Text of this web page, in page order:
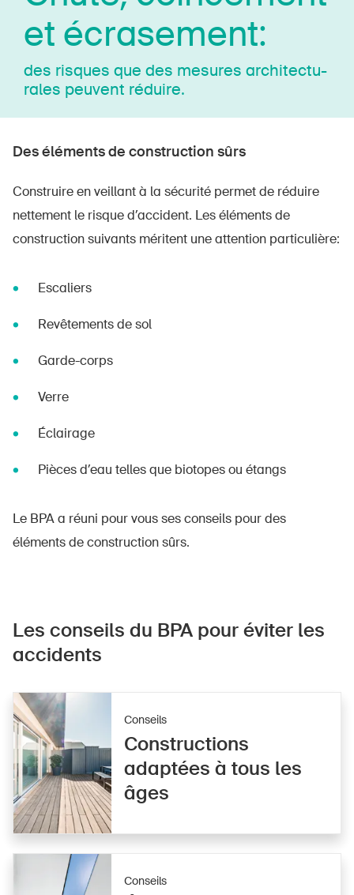
et écrasement:
des risques que des mesures ar­chi­tec­tu­
ra­les peuvent réduire.
Des éléments de construction sûrs
Construire en veillant à la sécurité permet de réduire
nettement le risque d’accident. Les éléments de
construction suivants méritent une attention particulière:
Escaliers
Revêtements de sol
Garde-corps
Verre
Éclairage
Pièces d’eau telles que biotopes ou étangs
Le BPA a réuni pour vous ses conseils pour des
éléments de construction sûrs.
Les conseils du BPA pour éviter les
accidents
Conseils
Constructions
adaptées à tous les
âges
Conseils